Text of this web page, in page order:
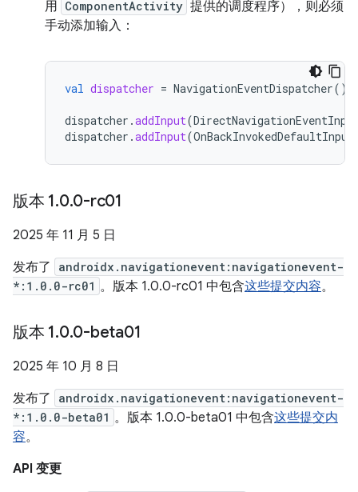
用 ComponentActivity 提供的调度程序），则必须
手动添加输入：
val dispatcher = NavigationEventDispatcher()
dispatcher .addInput(
dispatcher .addInput(OnBackInvokedDefaultInput
版本 1.0.0-rc01
2025 年 11 月 5 日
发布了
androidx.navigationevent:navigationevent-
*:1.0.0-rc01 。版本 1.0.0-rc01 中包含这些提交内容。
版本 1.0.0-beta01
2025 年 10 月 8 日
发布了
androidx.navigationevent:navigationevent-
*:1.0.0-beta01 。版本 1.0.0-beta01 中包含这些提交内
容。
API 变更